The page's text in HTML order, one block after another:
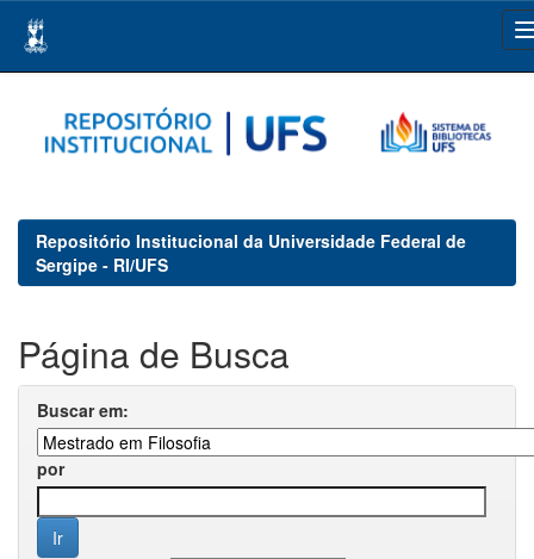
navigation
Repositório Institucional da Universidade Federal de
Sergipe - RI/UFS
Página de Busca
Buscar em:
por